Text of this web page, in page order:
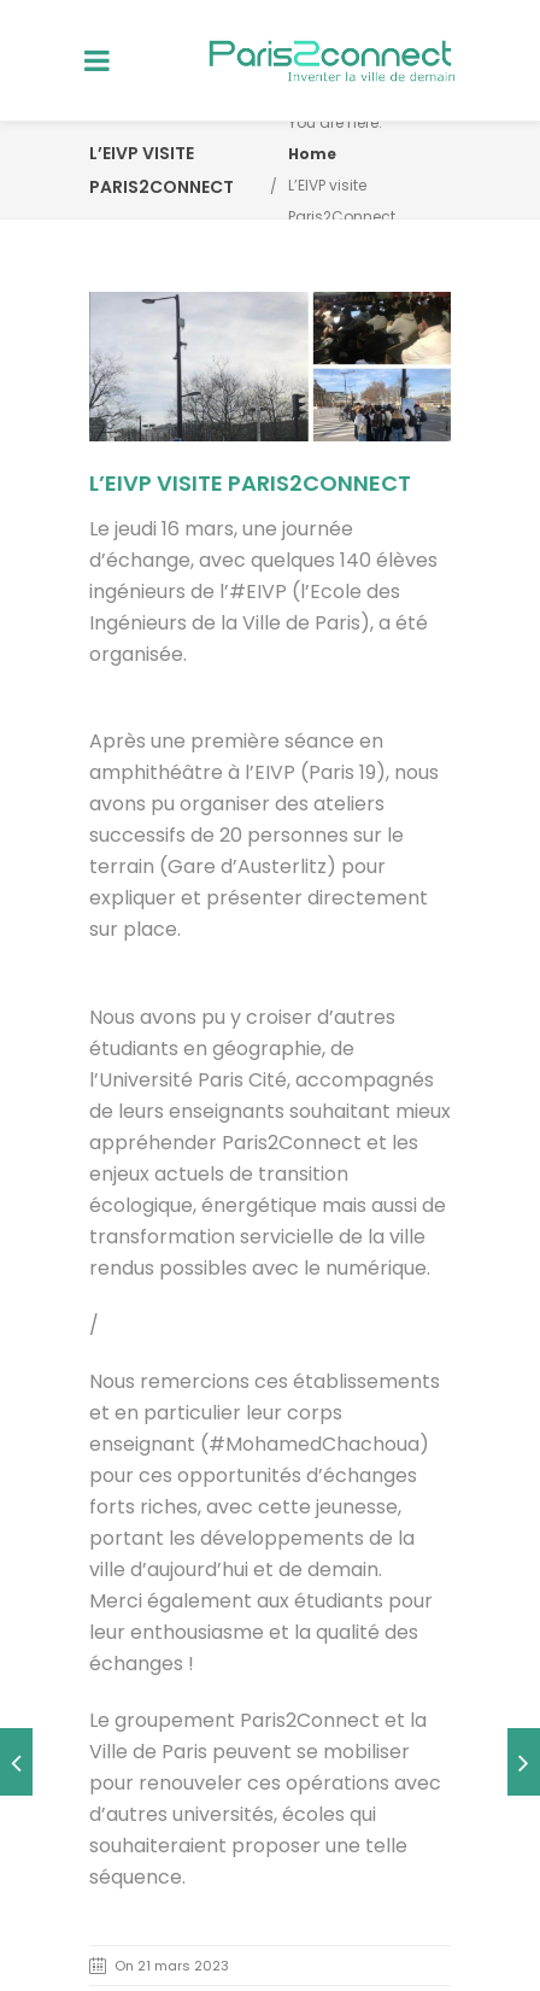
L’EIVP VISITE
PARIS2CONNECT
You are here:
Home
L’EIVP visite
Paris2Connect
L’EIVP VISITE PARIS2CONNECT
Le jeudi 16 mars, une journée
d’échange, avec quelques 140 élèves
ingénieurs de l’#EIVP (l’Ecole des
Ingénieurs de la Ville de Paris), a été
organisée.
Après une première séance en
amphithéâtre à l’EIVP (Paris 19), nous
avons pu organiser des ateliers
successifs de 20 personnes sur le
terrain (Gare d’Austerlitz) pour
expliquer et présenter directement
sur place.
Nous avons pu y croiser d’autres
étudiants en géographie, de
l’Université Paris Cité, accompagnés
de leurs enseignants souhaitant mieux
appréhender Paris2Connect et les
enjeux actuels de transition
écologique, énergétique mais aussi de
transformation servicielle de la ville
rendus possibles avec le numérique.
/
Nous remercions ces établissements
et en particulier leur corps
enseignant (#MohamedChachoua)
pour ces opportunités d’échanges
forts riches, avec cette jeunesse,
portant les développements de la
ville d’aujourd’hui et de demain.
Merci également aux étudiants pour
leur enthousiasme et la qualité des
échanges !
Le groupement Paris2Connect et la
Ville de Paris peuvent se mobiliser
pour renouveler ces opérations avec
d’autres universités, écoles qui
souhaiteraient proposer une telle
séquence.
On 21 mars 2023